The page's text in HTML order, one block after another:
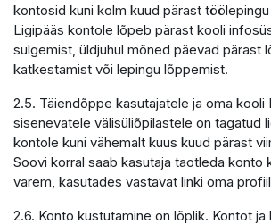
kontosid kuni kolm kuud pärast
Ligipääs kontole lõpeb pärast kooli
sulgemist, üldjuhul mõned päevad pärast
katkestamist või lepingu lõppemist.
2.5. Täiendõppe kasutajatele ja oma
sisenevatele välisüliõpilastele on tagatud
kontole kuni vähemalt kuus kuud pärast
Soovi korral saab kasutaja taotleda konto
varem, kasutades vastavat linki oma
2.6. Konto kustutamine on lõplik. Kontot